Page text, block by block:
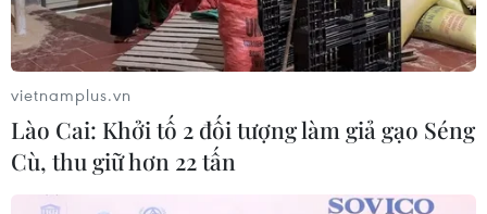
Chứng khoán bứt tốc cuối phiên, chỉ
số VN-Index tăng gần 40 điểm
30/07/2026 08:47
Hoa Kỳ áp thuế bổ sung: Thị trường
chứng khoán đã phản ánh phần lớn
vietnamplus.vn
Lào Cai: Khởi tố 2 đối tượng làm giả gạo Séng
Cù, thu giữ hơn 22 tấn